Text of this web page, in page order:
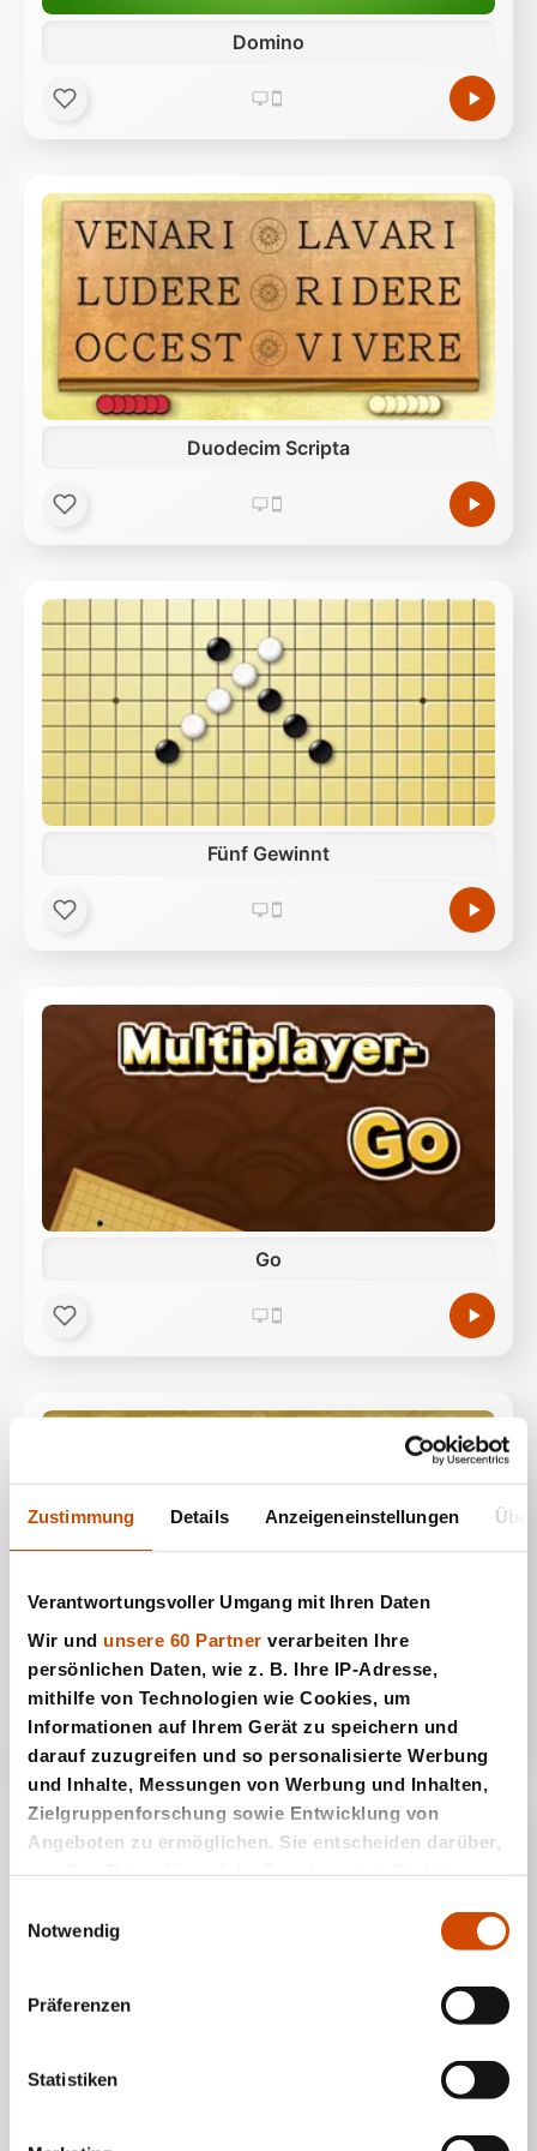
Zustimmung Details Anzeigeneinstellungen
Verantwortungsvoller Umgang mit Ihren Daten
Wir und unsere 60 Partner verarbeiten Ihre
persönlichen Daten, wie z. B. Ihre IP-Adresse,
mithilfe von Technologien wie Cookies, um
Informationen auf Ihrem Gerät zu speichern und
darauf zuzugreifen und so personalisierte Werbung
und Inhalte, Messungen von Werbung und Inhalten,
Zielgruppenforschung sowie Entwicklung von
Angeboten zu ermöglichen. Sie entscheiden darüber,
oder durch Klicken auf das Privacy Trigger Symbol
Wenn Sie es erlauben, würden wir auch gerne:
erfassen, welche bis auf einige Meter genau sein
Notwendig
Präferenzen
Statistiken
Domino
Duodecim Scripta
Fünf Gewinnt
Go
Gul Bara